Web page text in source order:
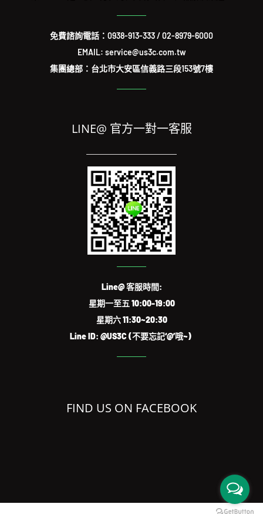
免費諮詢電話： 0938-913-333/02-8979-6000
EMAIL: service@us3c.com.tw
集團總部：台北市大安區信義路三段153號7樓
LINE@ 官方一對一客服
Line@ 客服時間:
星期一至五 10:00-19:00
星期六 11:30~20:30
Line ID: @US3C (不要忘記‘@’哦~)
FIND US ON FACEBOOK